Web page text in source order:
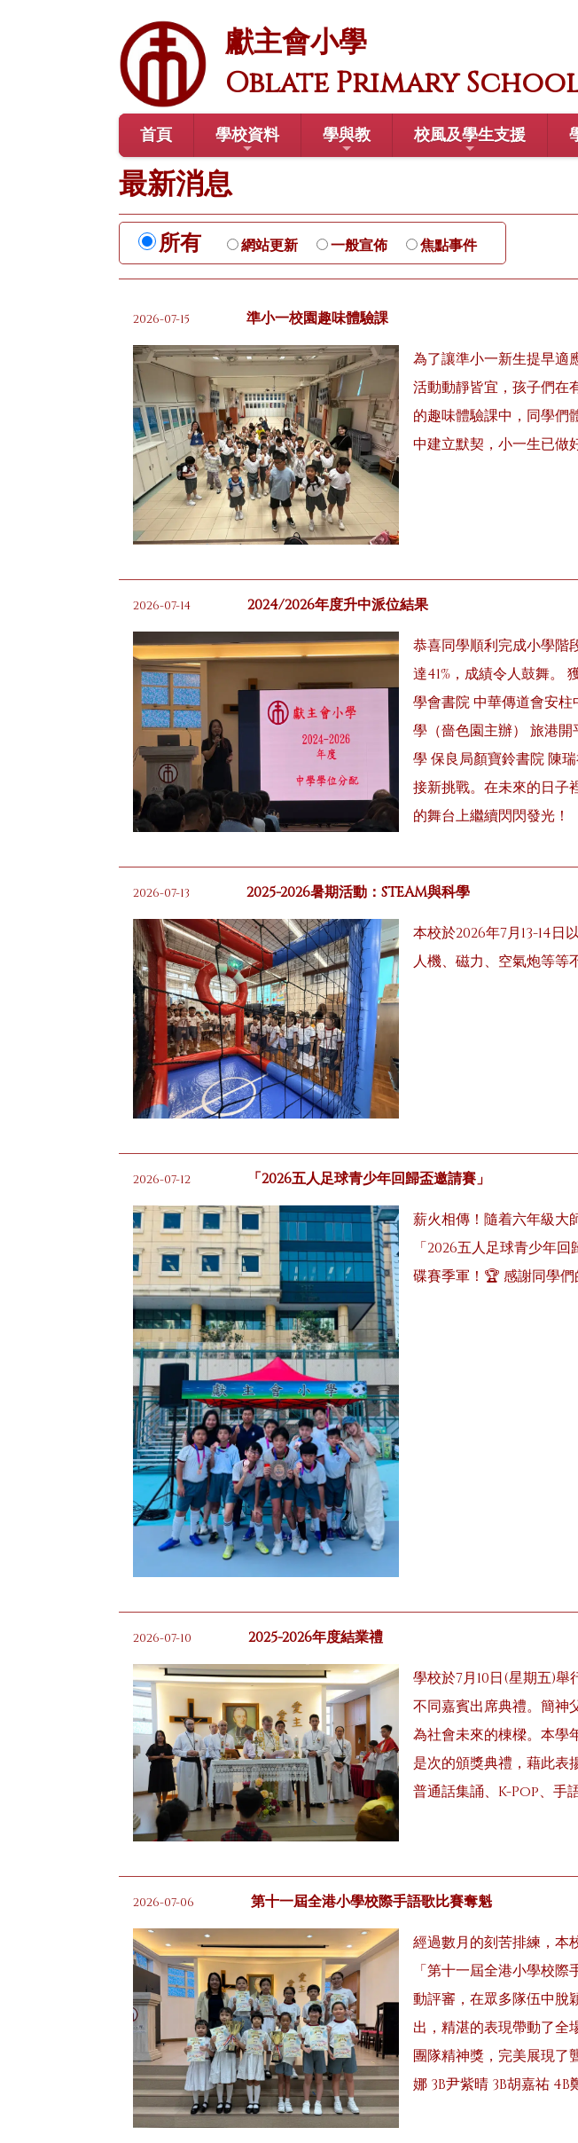
獻主會小學
Oblate Primary
首頁 學校資料 學與教 校風及學生支援
最新消息
所有 網站更新 一般宣佈 焦點事件
2026-07-15 準小一校園趣味體驗課
為了讓準小一新生提早適
活動動靜皆宜，孩子們在
的趣味體驗課中，同學們
中建立默契，小一生已做
2026-07-14 2024/2026年度升中派位結果
恭喜同學順利完成小學階
達41%，成績令人鼓舞。
學會書院 中華傳道會安
學（嗇色園主辦） 旅港
學 保良局顏寶鈴書院 陳
接新挑戰。在未來的日子
的舞台上繼續閃閃發光！
2026-07-13 2025-2026暑期活動：STEAM與科學
本校於2026年7月13-14
人機、磁力、空氣炮等等
2026-07-12 「2026五人足球青少年回歸盃邀請賽」
薪火相傳！隨着六年級大
「2026五人足球青少年
碟賽季軍！🏆 感謝同學
2026-07-10 2025-2026年度結業禮
學校於7月10日(星期五)
不同嘉賓出席典禮。簡神
為社會未來的棟樑。本學
是次的頒獎典禮，藉此表
普通話集誦、K-Pop、手
2026-07-06 第十一屆全港小學校際手語歌比賽奪魁
經過數月的刻苦排練，本
「第十一屆全港小學校
動評審，在眾多隊伍中脫
出，精湛的表現帶動了全
團隊精神獎，完美展現了
娜 3B尹紫晴 3B胡嘉祐